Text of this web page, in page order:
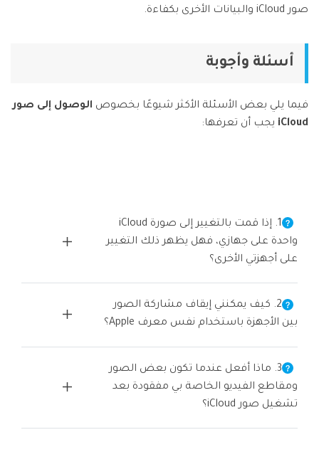
صور iCloud والبيانات الأخرى بكفاءة.
أسئلة وأجوبة
فيما يلي بعض الأسئلة الأكثر شيوعًا بخصوص الوصول إلى صور
iCloud يجب أن تعرفها:
1. إذا قمت بالتغيير إلى صورة iCloud
واحدة على جهازي، فهل يظهر ذلك التغيير
على أجهزتي الأخرى؟
2. كيف يمكنني إيقاف مشاركة الصور
بين الأجهزة باستخدام نفس معرف Apple؟
3. ماذا أفعل عندما تكون بعض الصور
ومقاطع الفيديو الخاصة بي مفقودة بعد
تشغيل صور iCloud؟